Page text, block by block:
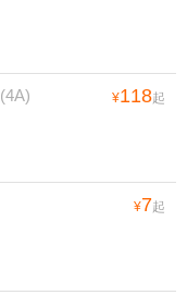
(4A) ¥118起
¥7起